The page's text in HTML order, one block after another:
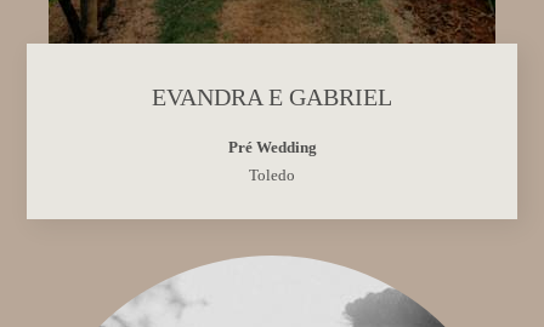
EVANDRA E GABRIEL
Pré Wedding
Toledo